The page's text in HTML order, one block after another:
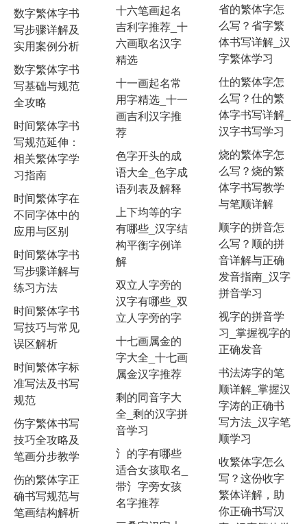
数字繁体字书
写步骤详解及
实用案例分析
数字繁体字书
写基础与规范
全攻略
时间繁体字书
写规范延伸：
相关繁体字学
习指南
时间繁体字在
不同字体中的
应用与区别
时间繁体字书
写步骤详解与
练习方法
时间繁体字书
写技巧与常见
误区解析
时间繁体字标
准写法及书写
规范
伤字繁体书写
技巧全攻略及
笔画分步教学
伤的繁体字正
确书写规范与
笔画结构解析
十六笔画起名
吉利字推荐_十
六画取名汉字
精选
十一画起名常
用字精选_十一
画吉利汉字推
荐
色字开头的成
语大全_色字成
语列表及解释
上下均等的字
有哪些_汉字结
构平衡字例详
解
双立人字旁的
汉字有哪些_双
立人字旁的字
十七画属金的
字大全_十七画
属金汉字推荐
剩的同音字大
全_剩的汉字拼
音学习
氵的字有哪些
适合女孩取名_
带氵字旁女孩
名字推荐
省的繁体字怎
么写？省字繁
体书写详解_汉
字繁体学习
仕的繁体字怎
么写？仕的繁
体字书写详解_
汉字书写学习
烧的繁体字怎
么写？烧的繁
体字书写教学
与笔顺详解
顺字的拼音怎
么写？顺的拼
音详解与正确
发音指南_汉字
拼音学习
视字的拼音学
习_掌握视字的
正确发音
书法涛字的笔
顺详解_掌握汉
字涛的正确书
写方法_汉字笔
顺学习
收繁体字怎么
写？这份收字
繁体详解，助
你正确书写汉